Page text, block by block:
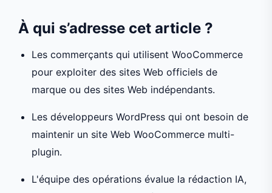
À qui s’adresse cet article ?
Les commerçants qui utilisent WooCommerce
pour exploiter des sites Web officiels de
marque ou des sites Web indépendants.
Les développeurs WordPress qui ont besoin de
maintenir un site Web WooCommerce multi-
plugin.
L'équipe des opérations évalue la rédaction IA,